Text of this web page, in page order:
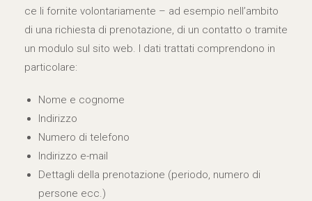
ce li fornite volontariamente – ad esempio nell’ambito
di una richiesta di prenotazione, di un contatto o tramite
un modulo sul sito web. I dati trattati comprendono in
particolare:
Nome e cognome
Indirizzo
Numero di telefono
Indirizzo e-mail
Dettagli della prenotazione (periodo, numero di
persone ecc.)